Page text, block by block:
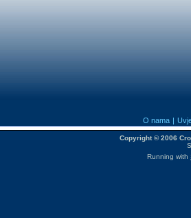
O nama |
Copyright © 2006
Running with